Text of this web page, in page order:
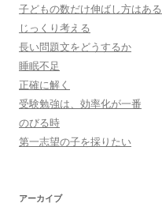
子どもの数だけ伸ばし方はある
じっくり考える
長い問題文をどうするか
睡眠不足
正確に解く
受験勉強は、効率化が一番
のびる時
第一志望の子を採りたい
アーカイブ